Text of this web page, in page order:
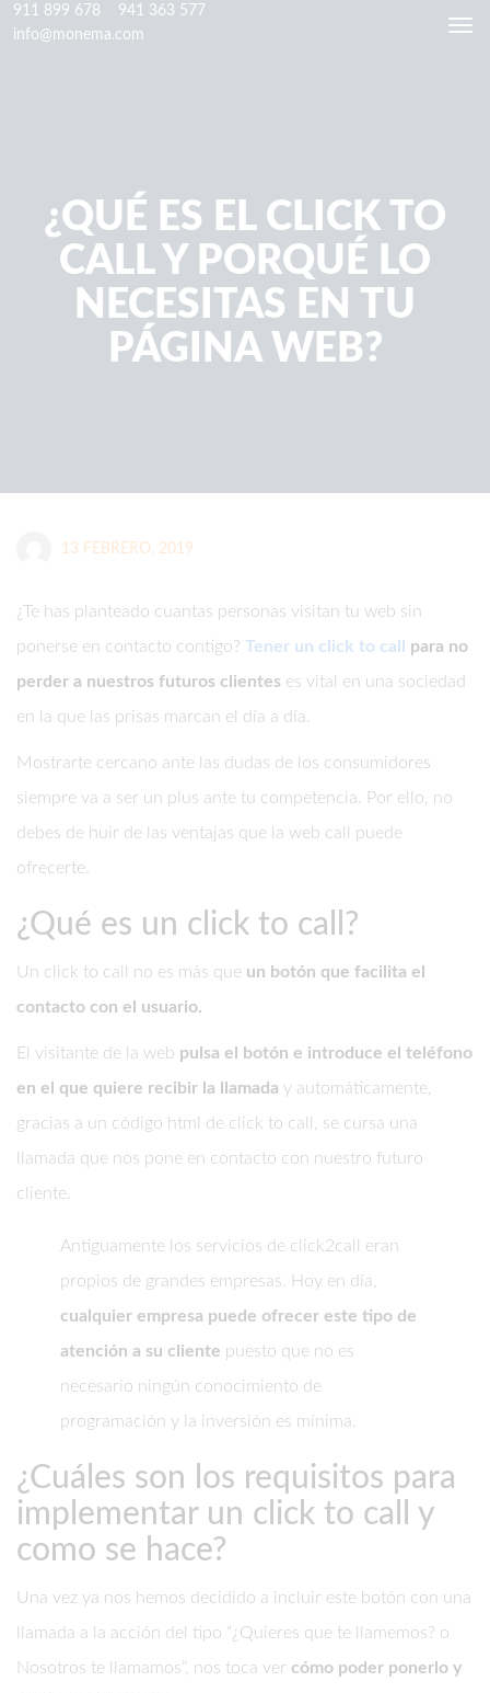
911 899 678
941 363 577
info@monema.com
¿QUÉ ES EL CLICK TO
CALL Y PORQUÉ LO
NECESITAS EN TU
PÁGINA WEB?
13 FEBRERO, 2019
¿Te has planteado cuantas personas visitan tu web sin
ponerse en contacto contigo? Tener un click to call
para no
perder a nuestros futuros clientes es vital en una sociedad
en la que las prisas marcan el día a día.
Mostrarte cercano ante las dudas de los consumidores
siempre va a ser un plus ante tu competencia. Por ello, no
debes de huir de las ventajas que la web call puede
ofrecerte.
¿Qué es un click to call?
Un click to call no es más que un botón que facilita el
contacto con el usuario.
El visitante de la web pulsa el botón e introduce el teléfono
en el que quiere recibir la llamada y automáticamente,
gracias a un código html de click to call, se cursa una
llamada que nos pone en contacto con nuestro futuro
cliente.
Antiguamente los servicios de click2call eran
propios de grandes empresas. Hoy en día,
cualquier empresa puede ofrecer este tipo de
atención a su cliente puesto que no es
necesario ningún conocimiento de
programación y la inversión es mínima.
¿Cuáles son los requisitos para
implementar un click to call y
como se hace?
Una vez ya nos hemos decidido a incluir este botón con una
llamada a la acción del tipo “¿Quieres que te llamemos? o
Nosotros te llamamos”, nos toca ver cómo poder ponerlo y